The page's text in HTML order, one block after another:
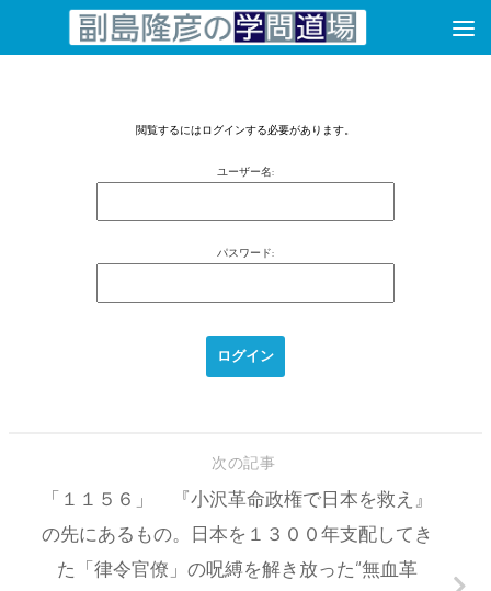
コンテンツへスキップ
閲覧するにはログインする必要があります。
ユーザー名:
パスワード:
次の記事
「１１５６」 『小沢革命政権で日本を救え』
の先にあるもの。日本を１３００年支配してき
た「律令官僚」の呪縛を解き放った“無血革